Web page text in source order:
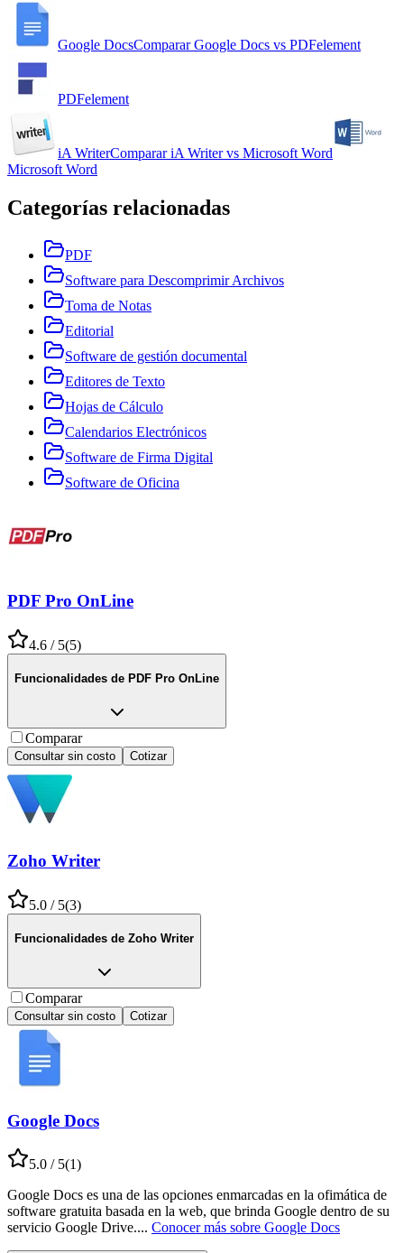
Google DocsComparar Google Docs vs PDFelement
PDFelement
iA WriterComparar iA Writervs Microsoft Word
Microsoft Word
Categorías relacionadas
PDF
Software para Descomprimir Archivos
Toma de Notas
Editorial
Software de gestión documental
Editores de Texto
Hojas de Cálculo
Calendarios Electrónicos
Software de Firma Digital
Software de Oficina
PDF Pro OnLine
4.6 / 5(5)
Funcionalidades de PDF Pro OnLine
Comparar
Consultar sin costo Cotizar
Zoho Writer
5.0 / 5(3)
Funcionalidades de Zoho Writer
Comparar
Consultar sin costo Cotizar
Google Docs
5.0 / 5(1)
Google Docs es una de las opciones enmarcadas en la ofimática de
software gratuita basada en la web, que brinda Google dentro de su
servicio Google Drive.... Conocer más sobre Google Docs